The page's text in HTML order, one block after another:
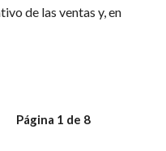
de las ventas y, en
Página 1 de 8